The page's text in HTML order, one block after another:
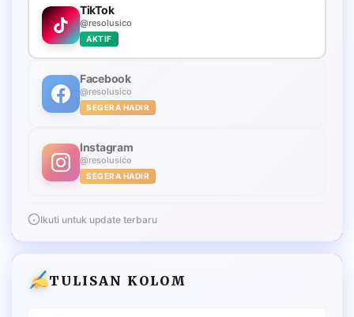
TikTok
@resolusico
AKTIF
Facebook
@resolusico
SEGERA HADIR
Instagram
@resolusico
SEGERA HADIR
Ikuti untuk update terbaru
TULISAN KOLOM